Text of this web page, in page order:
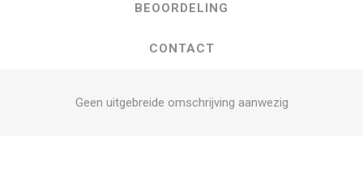
BEOORDELING
CONTACT
Geen uitgebreide omschrijving aanwezig